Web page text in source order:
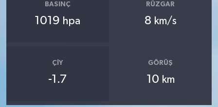
BASINÇ
1019 hpa
RÜZGAR
8 km/s
ÇIY
-1.7
GÖRÜŞ
10 km